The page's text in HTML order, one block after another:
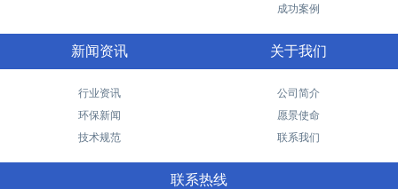
成功案例
新闻资讯
行业资讯
环保新闻
技术规范
关于我们
公司简介
愿景使命
联系我们
联系热线